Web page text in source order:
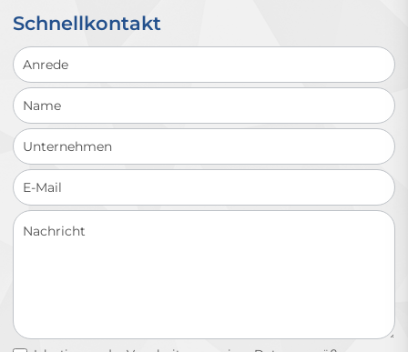
Schnellkontakt
Schnellkontakt